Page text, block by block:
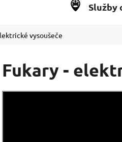
Služby
vysoušeče
Fukary -